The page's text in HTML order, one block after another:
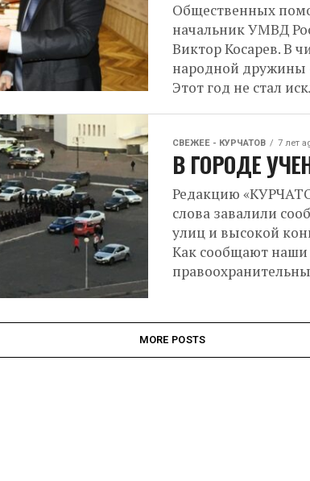
Общественных
начальник УМВД
Виктор Косарев. В
народной дружины
Этот год не стал
СВЕЖЕЕ - КУРЧАТОВ 7 лет
В ГОРОДЕ
Редакцию
слова завалили
улиц и высокой
Как сообщают наши
MORE POSTS